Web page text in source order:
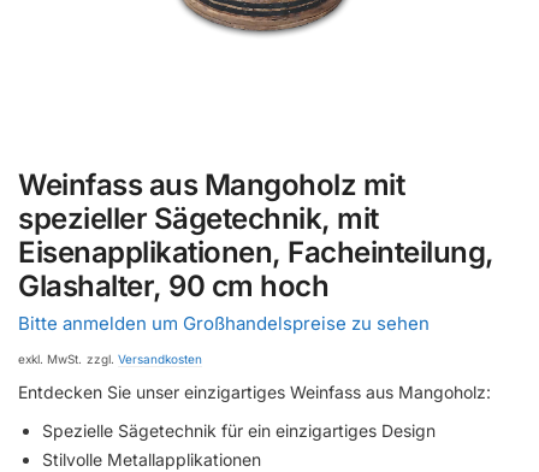
Weinfass aus Mangoholz mit
spezieller Sägetechnik, mit
Eisenapplikationen, Facheinteilung,
Glashalter, 90 cm hoch
Bitte anmelden um Großhandelspreise zu sehen
exkl. MwSt. zzgl. Versandkosten
Entdecken Sie unser einzigartiges Weinfass aus Mangoholz:
Spezielle Sägetechnik für ein einzigartiges Design
Stilvolle Metallapplikationen